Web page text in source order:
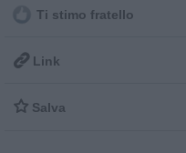
Ti stimo fratello
 Link
 Salva